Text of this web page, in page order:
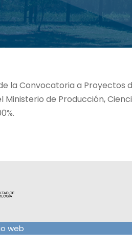
la Convocatoria a Proyectos
Ministerio de Producción,
web